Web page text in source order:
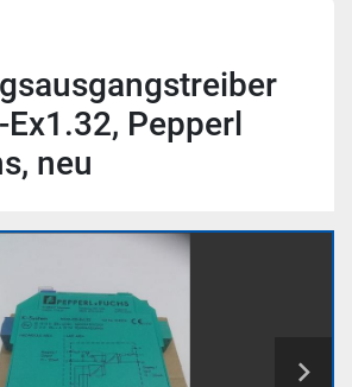
Ex1.32, Pepperl
neu